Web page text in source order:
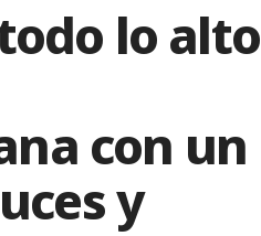
lo alto
con un
y